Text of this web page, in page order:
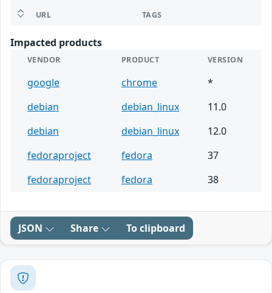
URL TAGS
Impacted products
VENDOR PRODUCT VERSION
google chrome
*
debian
debian_linux
11.0
debian
debian_linux
12.0
fedoraproject
fedora
37
fedoraproject
fedora 38
JSON Share To clipboard